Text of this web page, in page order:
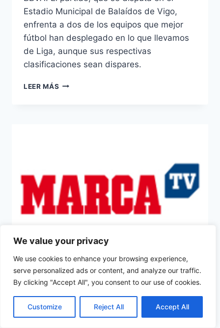
We value your privacy
We use cookies to enhance your browsing experience,
serve personalized ads or content, and analyze our traffic.
By clicking "Accept All", you consent to our use of cookies.
Customize Reject All Accept All
Estadio Municipal de Balaídos de Vigo,
enfrenta a dos de los equipos que mejor
fútbol han desplegado en lo que llevamos
de Liga, aunque sus respectivas
clasificaciones sean dispares.
LEER MÁS CELTA-
CANALES|FÚTBOL|TDT
El fútbol de Segunda
impulsa Marca TV